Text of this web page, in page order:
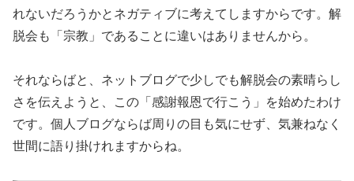
れないだろうかとネガティブに考えてしますからです。解
脱会も「宗教」であることに違いはありませんから。
それならばと、ネットブログで少しでも解脱会の素晴らし
さを伝えようと、この「感謝報恩で行こう」を始めたわけ
です。個人ブログならば周りの目も気にせず、気兼ねなく
世間に語り掛けれますからね。